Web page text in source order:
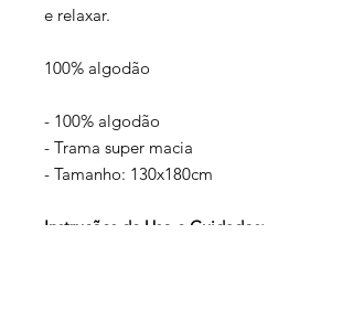
e relaxar.
100% algodão
- 100% algodão
- Trama super macia
- Tamanho: 130x180cm
Instruções de Uso e Cuidados: